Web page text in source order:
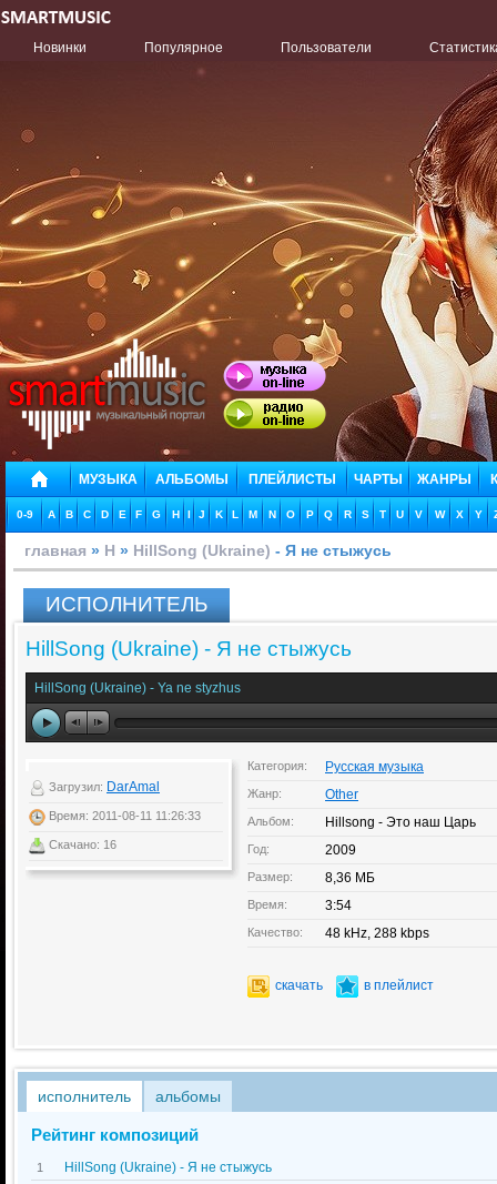
Новинки Популярное Пользователи
МУЗЫКА АЛЬБОМЫ ПЛЕЙЛИСТЫ ЧАРТЫ ЖАНРЫ
0-9 A B C D E F G H I J K L M N O P Q R S T U V W X Y
главная » H » HillSong (Ukraine) - Я не стыжусь
ИСПОЛНИТЕЛЬ
HillSong (Ukraine) - Я не стыжусь
HillSong (Ukraine) - Ya ne styzhus
Загрузил: DarAmal
Время: 2011-08-11 11:26:33
Скачано: 16
Категория: Русская музыка
Жанр: Other
Альбом: Hillsong - Это наш Царь
Год: 2009
Размер: 8,36 МБ
Время: 3:54
Качество: 48 kHz, 288 kbps
скачать в плейлист
исполнитель альбомы
Рейтинг композиций
1 HillSong (Ukraine) - Я не стыжусь